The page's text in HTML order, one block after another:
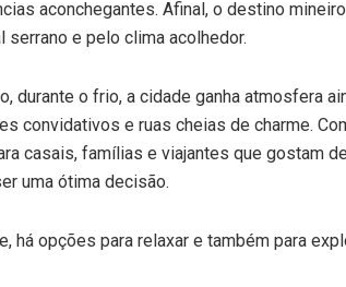
aconchegantes. Afinal, o destino
serrano e pelo clima acolhedor.
durante o frio, a cidade ganha atmosfera
convidativos e ruas cheias de charme.
casais, famílias e viajantes que gostam
uma ótima decisão.
há opções para relaxar e também para